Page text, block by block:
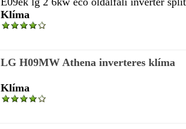
Klíma
LG H09MW Athena inverteres klíma
Klíma